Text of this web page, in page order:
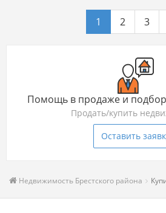
1 2 3
Помощь в продаже и
Продать/купить
Оставить
Недвижимость Брестского района